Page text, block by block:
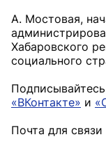
А. Мостовая,
Хабаровского
социального
«ВКонтакте» и
Почта для